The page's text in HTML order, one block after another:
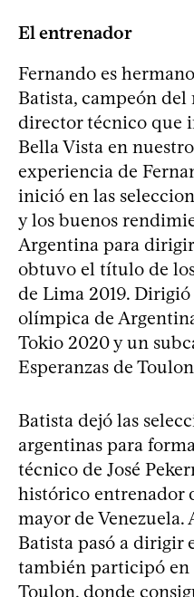
El entrenador
Fernando es
Batista, campeón del
director técnico que
Bella Vista en
experiencia de
inició en las
y los buenos
Argentina para
obtuvo el título de
de Lima 2019.
olímpica de
Tokio 2020 y un
Esperanzas de
Batista dejó las
argentinas para
técnico de José
histórico entrenador
mayor de
Batista pasó a dirigir
también participó en
Toulon, donde